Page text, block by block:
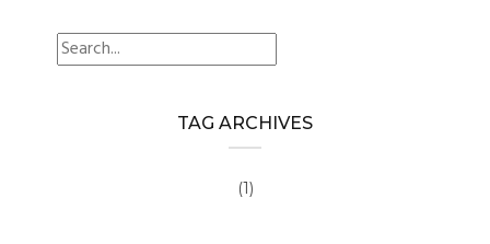
search
TAG ARCHIVES
(1)